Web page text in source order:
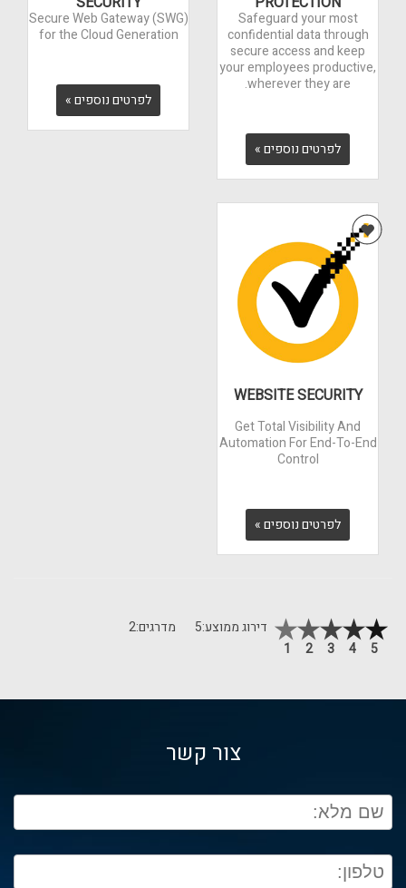
Safeguard your most
confidential data through
secure access and keep
your employees productive,
wherever they are.
לפרטים נוספים »
Secure Web Gateway (SWG)
for the Cloud Generation
לפרטים נוספים »
WEBSITE SECURITY
Get Total Visibility And
Automation For End-To-End
Control
לפרטים נוספים »
דירוג ממוצע:5 מדרגים:2
5
4
3
2
1
צור קשר